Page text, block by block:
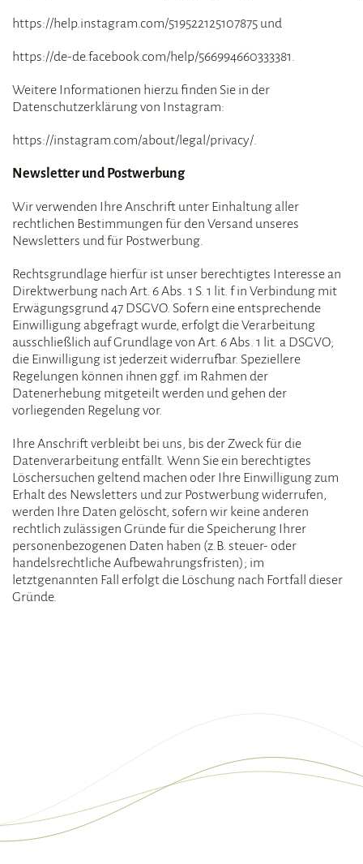
https://help.instagram.com/519522125107875 und
https://de-de.facebook.com/help/566994660333381.
Weitere Informationen hierzu finden Sie in der
Datenschutzerklärung von Instagram:
https://instagram.com/about/legal/privacy/.
Newsletter und Postwerbung
Wir verwenden Ihre Anschrift unter Einhaltung aller
rechtlichen Bestimmungen für den Versand unseres
Newsletters und für Postwerbung.
Rechtsgrundlage hierfür ist unser berechtigtes Interesse an
Direktwerbung nach Art. 6 Abs. 1 S. 1 lit. f in Verbindung mit
Erwägungsgrund 47 DSGVO. Sofern eine entsprechende
Einwilligung abgefragt wurde, erfolgt die Verarbeitung
ausschließlich auf Grundlage von Art. 6 Abs. 1 lit. a DSGVO;
die Einwilligung ist jederzeit widerrufbar. Speziellere
Regelungen können ihnen ggf. im Rahmen der
Datenerhebung mitgeteilt werden und gehen der
vorliegenden Regelung vor.
Ihre Anschrift verbleibt bei uns, bis der Zweck für die
Datenverarbeitung entfällt. Wenn Sie ein berechtigtes
Löschersuchen geltend machen oder Ihre Einwilligung zum
Erhalt des Newsletters und zur Postwerbung widerrufen,
werden Ihre Daten gelöscht, sofern wir keine anderen
rechtlich zulässigen Gründe für die Speicherung Ihrer
personenbezogenen Daten haben (z.B. steuer- oder
handelsrechtliche Aufbewahrungsfristen); im
letztgenannten Fall erfolgt die Löschung nach Fortfall dieser
Gründe.